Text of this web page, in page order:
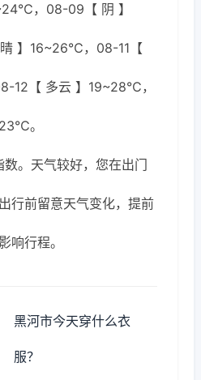
，08-09【 阴 】
】16~26℃，08-11【
12【 多云 】19~28℃，
。
。天气较好，您在出门
行前留意天气变化，提前
响行程。
黑河市今天穿什么衣
服？